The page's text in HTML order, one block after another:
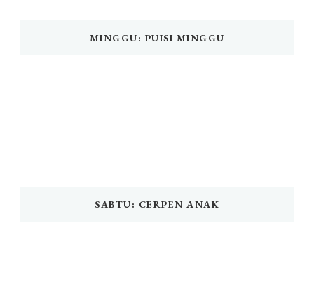
MINGGU: PUISI MINGGU
SABTU: CERPEN ANAK